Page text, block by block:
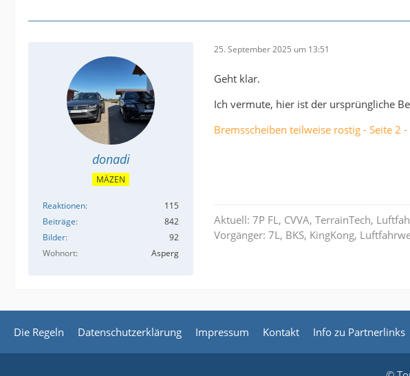
donadi
MÄZEN
Reaktionen
115
Beiträge
842
Bilder
92
Wohnort
Asperg
25. September 2025 um 13:51
Geht klar.
Ich vermute, hier ist der ursprüngliche
Bremsscheiben teilweise rostig - Seite 2
Aktuell: 7P FL, CVVA, TerrainTech,
Vorgänger: 7L, BKS, KingKong,
Die Regeln Datenschutzerklärung Impressum Kontakt Info zu Partnerlinks